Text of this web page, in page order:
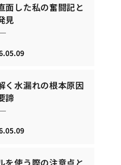
面した私の奮闘記と
見
く水漏れの根本原因
諦
を使う際の注意点と